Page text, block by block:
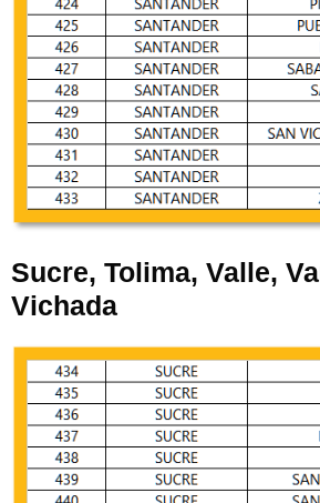
Sucre, Tolima, Valle,
Vichada